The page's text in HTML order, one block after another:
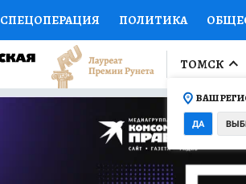
СПЕЦОПЕРАЦИЯ ПОЛИТИКА
НАУКА СПОРТ КОЛУМНИСТЫ
ДОКТОР ФИНАНСЫ
ПРОГНОЗЫ НА СПОРТ ПРОМОКОДЫ
ТЕЛЕВИЗОР
ТОМСК
ВАШ
ДА